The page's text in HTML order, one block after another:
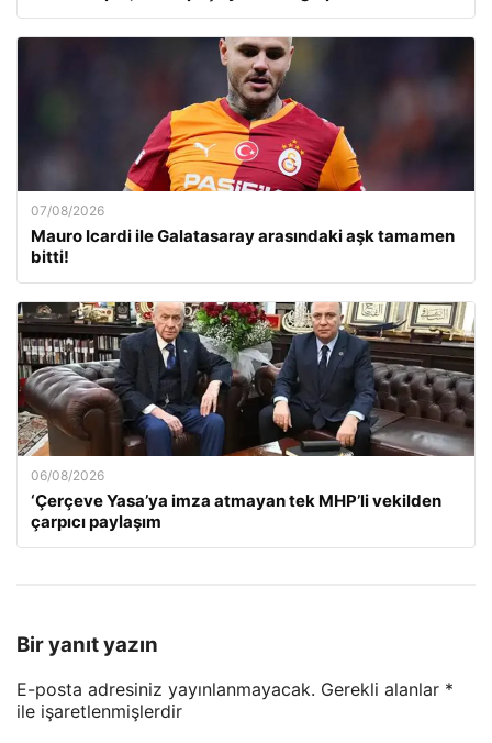
07/08/2026
Mauro Icardi ile Galatasaray arasındaki aşk tamamen
bitti!
06/08/2026
‘Çerçeve Yasa’ya imza atmayan tek MHP’li vekilden
çarpıcı paylaşım
Bir yanıt yazın
E-posta adresiniz yayınlanmayacak. Gerekli alanlar *
ile işaretlenmişlerdir